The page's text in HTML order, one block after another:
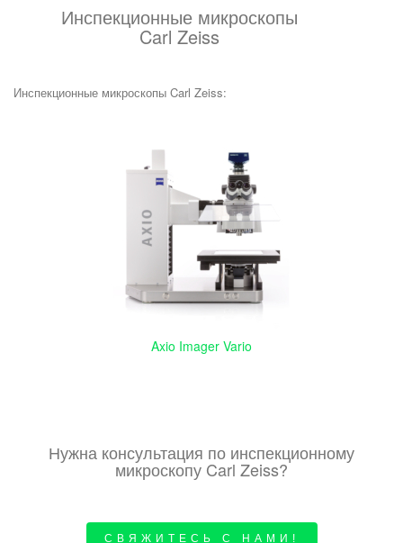
Инспекционные микроскопы
Carl Zeiss
Инспекционные микроскопы Carl Zeiss:
Axio Imager Vario
Нужна консультация по инспекционному
микроскопу Carl Zeiss?
СВЯЖИТЕСЬ С НАМИ!